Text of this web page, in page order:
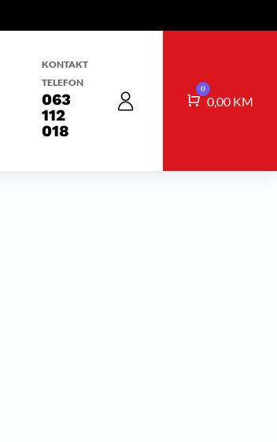
KONTAKT
TELEFON
063
112
018
Košarica
0
0,00 KM